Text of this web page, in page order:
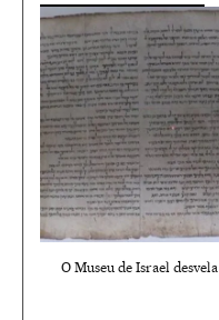
O Museu de Israel